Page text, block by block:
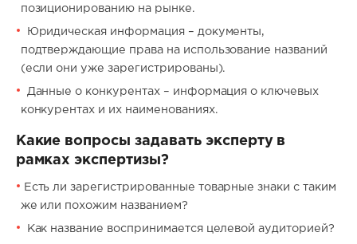
позиционированию на рынке.
Юридическая информация – документы,
подтверждающие права на использование названий
(если они уже зарегистрированы).
Данные о конкурентах – информация о ключевых
конкурентах и их наименованиях.
Какие вопросы задавать эксперту в
рамках экспертизы?
Есть ли зарегистрированные товарные знаки с таким
же или похожим названием?
Как название воспринимается целевой аудиторией?